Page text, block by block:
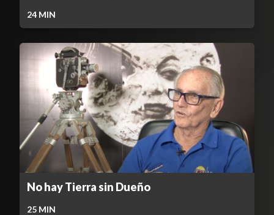
24 MIN
No hay Tierra sin Dueño
25 MIN